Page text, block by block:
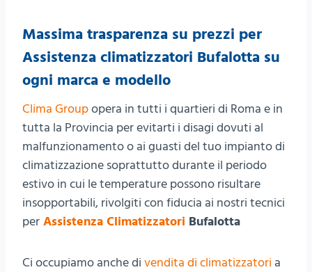
Massima trasparenza su prezzi per
Assistenza climatizzatori Bufalotta su
ogni marca e modello
Clima Groupopera in tutti i quartieri di Roma e in
tutta la Provincia per evitarti i disagi dovuti al
malfunzionamento o ai guasti del tuo impianto di
climatizzazione soprattutto durante il periodo
estivo in cui le temperature possono risultare
insopportabili, rivolgiti con fiducia ai nostri tecnici
per Assistenza Climatizzatori Bufalotta
Ci occupiamo anche di vendita di climatizzatori a